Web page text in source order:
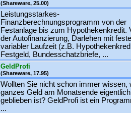
(Shareware, 25.00)
Leistungsstarkes-
Finanzberechnungsprogramm von der
Festanlage bis zum Hypothekenkredit.
der Autofinanzierung, Darlehen mit
variabler Laufzeit (z.B.
Festgeld, Bundesschatzbriefe, ...
GeldProfi
(Shareware, 17.95)
Wollten Sie nicht schon immer wissen,
ganzes Geld am Monatsende eigentlich
geblieben ist? GeldProfi ist ein
...